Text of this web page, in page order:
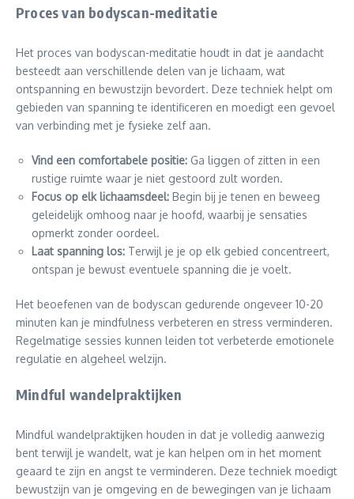
Proces van bodyscan-meditatie
Het proces van bodyscan-meditatie houdt in dat je aandacht
besteedt aan verschillende delen van je lichaam, wat
ontspanning en bewustzijn bevordert. Deze techniek helpt om
gebieden van spanning te identificeren en moedigt een gevoel
van verbinding met je fysieke zelf aan.
Vind een comfortabele positie: Ga liggen of zitten in een
rustige ruimte waar je niet gestoord zult worden.
Focus op elk lichaamsdeel: Begin bij je tenen en beweeg
geleidelijk omhoog naar je hoofd, waarbij je sensaties
opmerkt zonder oordeel.
Laat spanning los: Terwijl je je op elk gebied concentreert,
ontspan je bewust eventuele spanning die je voelt.
Het beoefenen van de bodyscan gedurende ongeveer 10-20
minuten kan je mindfulness verbeteren en stress verminderen.
Regelmatige sessies kunnen leiden tot verbeterde emotionele
regulatie en algeheel welzijn.
Mindful wandelpraktijken
Mindful wandelpraktijken houden in dat je volledig aanwezig
bent terwijl je wandelt, wat je kan helpen om in het moment
geaard te zijn en angst te verminderen. Deze techniek moedigt
bewustzijn van je omgeving en de bewegingen van je lichaam